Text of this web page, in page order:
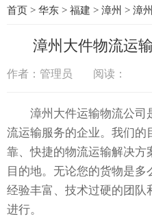
首页 > 华东 > 福建 > 漳州 > 漳
漳州大件物流运
作者：管理员 阅读：
漳州大件运输物流公司
流运输服务的企业。我们的
靠、快捷的物流运输解决方
目的地。无论您的货物是
经验丰富、技术过硬的团队
进行。